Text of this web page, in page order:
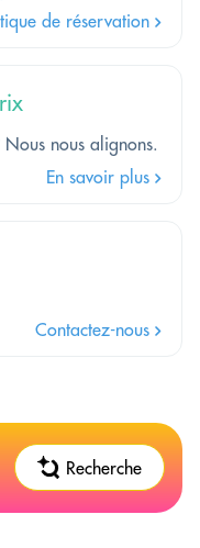
de réservation
nous alignons.
En savoir plus
Contactez-nous
Recherche